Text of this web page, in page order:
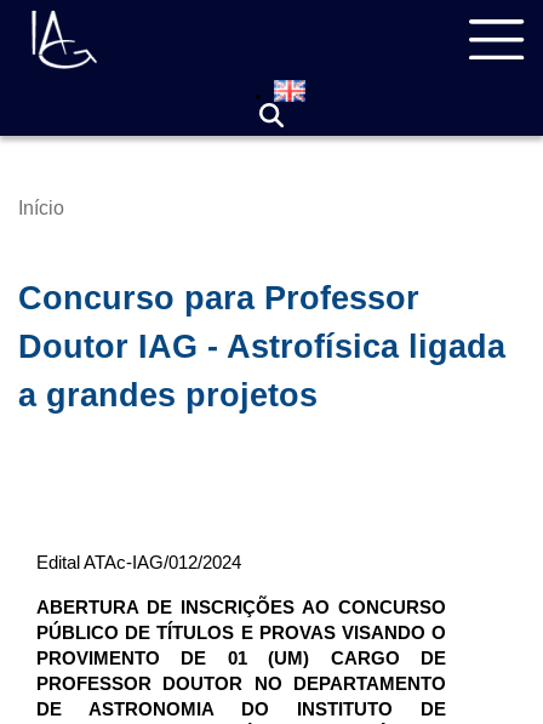
Pular
para
Trilha
Início
Concurso para Professor
Doutor IAG - Astrofísica ligada
a grandes projetos
Edital ATAc-IAG/012/2024
ABERTURA DE INSCRIÇÕES AO CONCURSO
PÚBLICO DE TÍTULOS E PROVAS VISANDO O
PROVIMENTO DE 01 (UM) CARGO DE
PROFESSOR DOUTOR NO DEPARTAMENTO
DE ASTRONOMIA DO INSTITUTO DE